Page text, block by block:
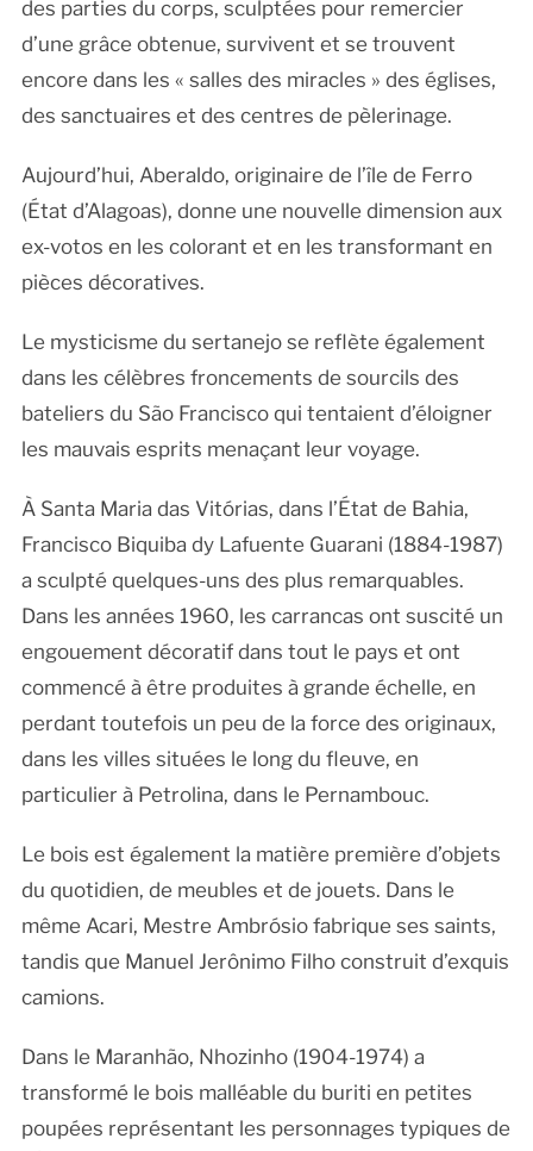
des parties du corps, sculptées pour remercier
d’une grâce obtenue, survivent et se trouvent
encore dans les « salles des miracles » des églises,
des sanctuaires et des centres de pèlerinage.
Aujourd’hui, Aberaldo, originaire de l’île de Ferro
(État d’Alagoas), donne une nouvelle dimension aux
ex-votos en les colorant et en les transformant en
pièces décoratives.
Le mysticisme du sertanejo se reflète également
dans les célèbres froncements de sourcils des
bateliers du São Francisco qui tentaient d’éloigner
les mauvais esprits menaçant leur voyage.
À Santa Maria das Vitórias, dans l’État de Bahia,
Francisco Biquiba dy Lafuente Guarani (1884-1987)
a sculpté quelques-uns des plus remarquables.
Dans les années 1960, les carrancas ont suscité un
engouement décoratif dans tout le pays et ont
commencé à être produites à grande échelle, en
perdant toutefois un peu de la force des originaux,
dans les villes situées le long du fleuve, en
particulier à Petrolina, dans le Pernambouc.
Le bois est également la matière première d’objets
du quotidien, de meubles et de jouets. Dans le
même Acari, Mestre Ambrósio fabrique ses saints,
tandis que Manuel Jerônimo Filho construit d’exquis
camions.
Dans le Maranhão, Nhozinho (1904-1974) a
transformé le bois malléable du buriti en petites
poupées représentant les personnages typiques de